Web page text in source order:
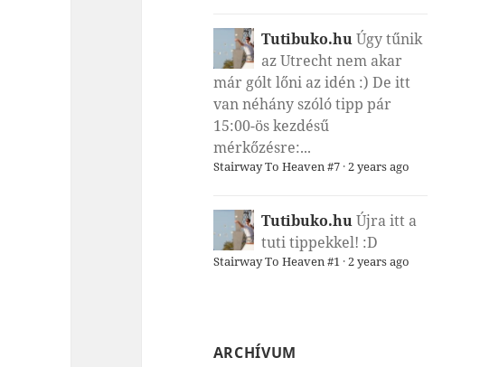
Tutibuko.huÚgy tűnik
az Utrecht nem akar
már gólt lőni az idén :) De itt
van néhány szóló tipp pár
15:00-ös kezdésű
mérkőzésre:...
Stairway To Heaven #7·2 years ago
Tutibuko.huÚjra itt a
tuti tippekkel! :D
Stairway To Heaven #1 ·2 years ago
ARCHÍVUM